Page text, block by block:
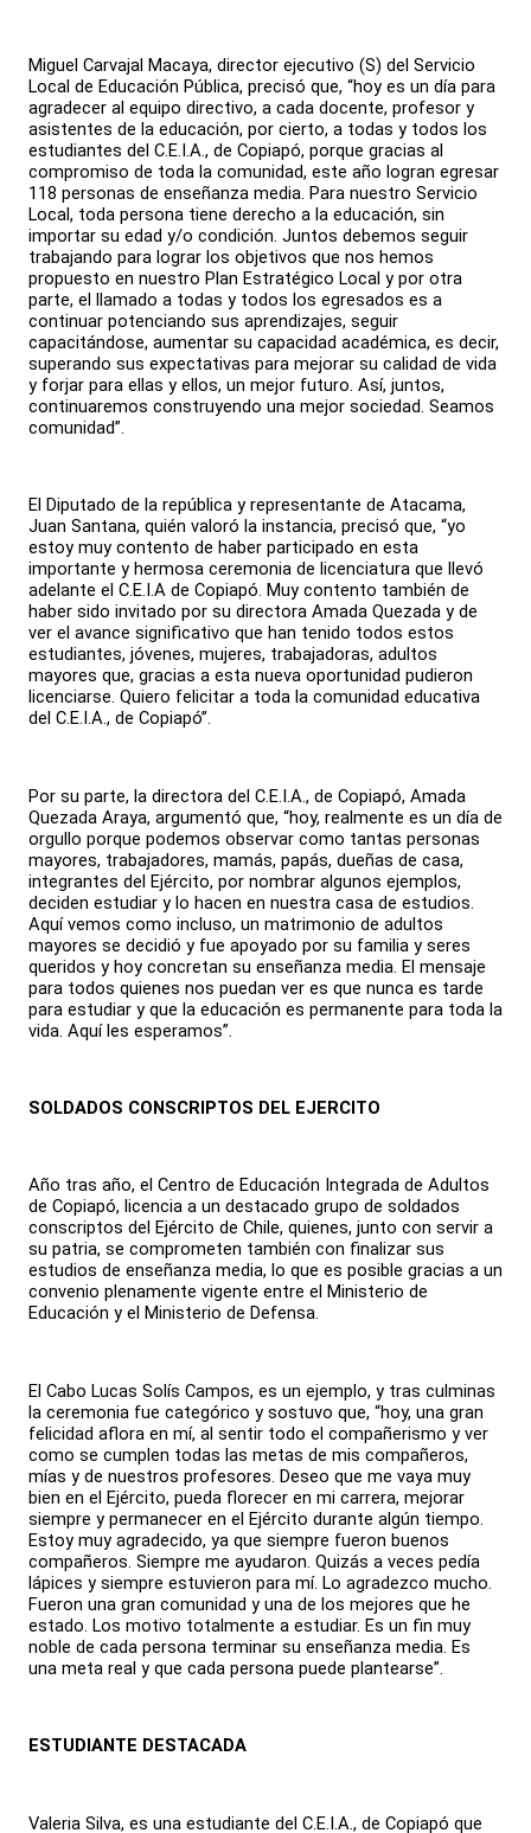
Miguel Carvajal Macaya, director ejecutivo (S) del Servicio
Local de Educación Pública, precisó que, “hoy es un día para
agradecer al equipo directivo, a cada docente, profesor y
asistentes de la educación, por cierto, a todas y todos los
estudiantes del C.E.I.A., de Copiapó, porque gracias al
compromiso de toda la comunidad, este año logran egresar
118 personas de enseñanza media. Para nuestro Servicio
Local, toda persona tiene derecho a la educación, sin
importar su edad y/o condición. Juntos debemos seguir
trabajando para lograr los objetivos que nos hemos
propuesto en nuestro Plan Estratégico Local y por otra
parte, el llamado a todas y todos los egresados es a
continuar potenciando sus aprendizajes, seguir
capacitándose, aumentar su capacidad académica, es decir,
superando sus expectativas para mejorar su calidad de vida
y forjar para ellas y ellos, un mejor futuro. Así, juntos,
continuaremos construyendo una mejor sociedad. Seamos
comunidad”.
El Diputado de la república y representante de Atacama,
Juan Santana, quién valoró la instancia, precisó que, “yo
estoy muy contento de haber participado en esta
importante y hermosa ceremonia de licenciatura que llevó
adelante el C.E.I.A de Copiapó. Muy contento también de
haber sido invitado por su directora Amada Quezada y de
ver el avance significativo que han tenido todos estos
estudiantes, jóvenes, mujeres, trabajadoras, adultos
mayores que, gracias a esta nueva oportunidad pudieron
licenciarse. Quiero felicitar a toda la comunidad educativa
del C.E.I.A., de Copiapó”.
Por su parte, la directora del C.E.I.A., de Copiapó, Amada
Quezada Araya, argumentó que, “hoy, realmente es un día de
orgullo porque podemos observar como tantas personas
mayores, trabajadores, mamás, papás, dueñas de casa,
integrantes del Ejército, por nombrar algunos ejemplos,
deciden estudiar y lo hacen en nuestra casa de estudios.
Aquí vemos como incluso, un matrimonio de adultos
mayores se decidió y fue apoyado por su familia y seres
queridos y hoy concretan su enseñanza media. El mensaje
para todos quienes nos puedan ver es que nunca es tarde
para estudiar y que la educación es permanente para toda la
vida. Aquí les esperamos”.
SOLDADOS CONSCRIPTOS DEL EJERCITO
Año tras año, el Centro de Educación Integrada de Adultos
de Copiapó, licencia a un destacado grupo de soldados
conscriptos del Ejército de Chile, quienes, junto con servir a
su patria, se comprometen también con finalizar sus
estudios de enseñanza media, lo que es posible gracias a un
convenio plenamente vigente entre el Ministerio de
Educación y el Ministerio de Defensa.
El Cabo Lucas Solís Campos, es un ejemplo, y tras culminas
la ceremonia fue categórico y sostuvo que, “hoy, una gran
felicidad aflora en mí, al sentir todo el compañerismo y ver
como se cumplen todas las metas de mis compañeros,
mías y de nuestros profesores. Deseo que me vaya muy
bien en el Ejército, pueda florecer en mi carrera, mejorar
siempre y permanecer en el Ejército durante algún tiempo.
Estoy muy agradecido, ya que siempre fueron buenos
compañeros. Siempre me ayudaron. Quizás a veces pedía
lápices y siempre estuvieron para mí. Lo agradezco mucho.
Fueron una gran comunidad y una de los mejores que he
estado. Los motivo totalmente a estudiar. Es un fin muy
noble de cada persona terminar su enseñanza media. Es
una meta real y que cada persona puede plantearse”.
ESTUDIANTE DESTACADA
Valeria Silva, es una estudiante del C.E.I.A., de Copiapó que